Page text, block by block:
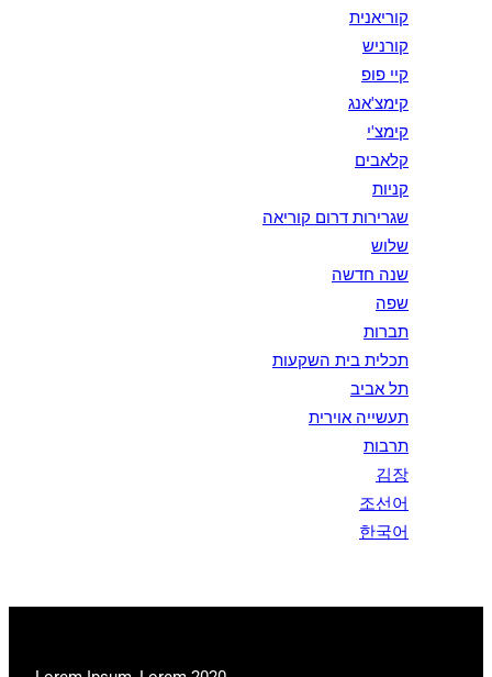
קוריאנית
קורניש
קיי פופ
קימצ'אנג
קימצ'י
קלאבים
קניות
שגרירות דרום קוריאה
שלוש
שנה חדשה
שפה
תברות
תכלית בית השקעות
תל אביב
תעשייה אוירית
תרבות
김장
조선어
한국어